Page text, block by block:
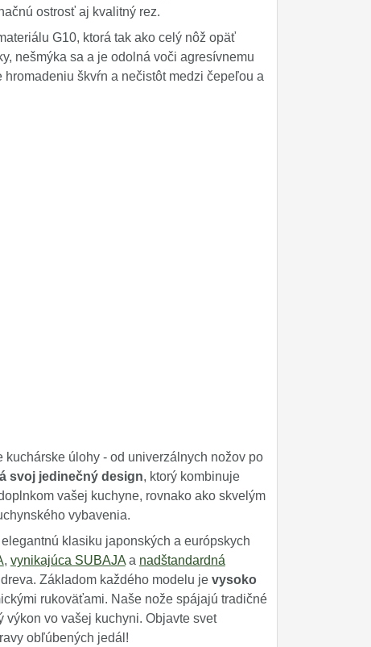
ostrosť aj kvalitný rez.
G10, ktorá tak ako celý nôž opäť
nešmýka sa a je odolná voči agresívnemu
škvŕn a nečistôt medzi čepeľou a
úlohy - od univerzálnych nožov po
svoj jedinečný design, ktorý kombinuje
vašej kuchyne, rovnako ako skvelým
vybavenia.
klasiku japonských a európskych
, vynikajúca SUBAJAa nadštandardná
Základom každého modelu je vysoko
rukoväťami. Naše nože spájajú tradičné
vo vašej kuchyni. Objavte svet
obľúbených jedál!